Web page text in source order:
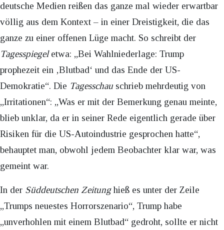
deutsche Medien reißen das ganze mal wieder erwartbar
völlig aus dem Kontext – in einer Dreistigkeit, die das
ganze zu einer offenen Lüge macht. So schreibt der
Tagesspiegeletwa: „Bei Wahlniederlage: Trump
prophezeit ein ‚Blutbad‘ und das Ende der US-
Demokratie“. Die Tagesschauschrieb mehrdeutig von
„Irritationen“: „Was er mit der Bemerkung genau meinte,
blieb unklar, da er in seiner Rede eigentlich gerade über
Risiken für die US-Autoindustrie gesprochen hatte“,
behauptet man, obwohl jedem Beobachter klar war, was
gemeint war.
In der Süddeutschen Zeitunghieß es unter der Zeile
„Trumps neuestes Horrorszenario“, Trump habe
„unverhohlen mit einem Blutbad“ gedroht, sollte er nicht